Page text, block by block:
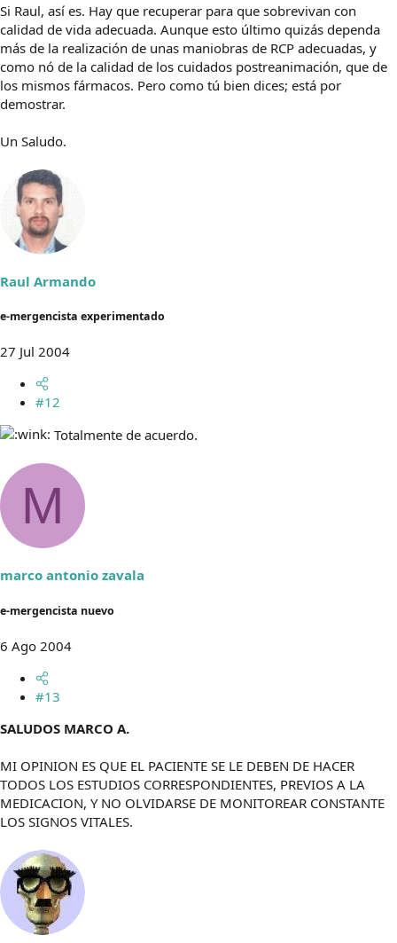
Si Raul, así es. Hay que recuperar para que sobrevivan con
calidad de vida adecuada. Aunque esto último quizás dependa
más de la realización de unas maniobras de RCP adecuadas, y
como nó de la calidad de los cuidados postreanimación, que de
los mismos fármacos. Pero como tú bien dices; está por
demostrar.
Un Saludo.
Raul Armando
e-mergencista experimentado
27 Jul 2004
#12
Totalmente de acuerdo.
M
marco antonio zavala
e-mergencista nuevo
6 Ago 2004
#13
SALUDOS MARCO A.
MI OPINION ES QUE EL PACIENTE SE LE DEBEN DE HACER
TODOS LOS ESTUDIOS CORRESPONDIENTES, PREVIOS A LA
MEDICACION, Y NO OLVIDARSE DE MONITOREAR CONSTANTE
LOS SIGNOS VITALES.